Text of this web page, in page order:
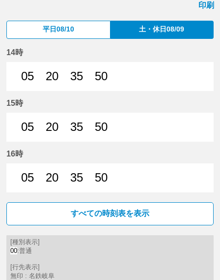
印刷
平日08/10 土・休日08/09
14時
05
20
35
50
15時
05
20
35
50
16時
05
20
35
50
すべての時刻表を表示
[種別表示]
00:普通
[行先表示]
無印 : 名鉄岐阜